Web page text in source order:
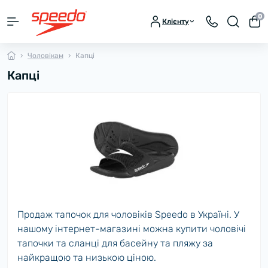
Клієнту
0
Чоловікам Капці
Капці
Продаж тапочок для чоловіків Speedo в Україні. У
нашому інтернет-магазині можна купити чоловічі
тапочки та сланці для басейну та пляжу за
найкращою та низькою ціною.